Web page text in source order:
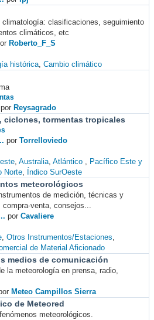
climatología: clasificaciones, seguimiento
climáticos, etc
Roberto_F_S
histórica Cambio climático
por Reysagrado
ciclones, tormentas tropicales
por Torrelloviedo
Australia Atlántico
Pacífico Este y
Norte Índico SurOeste
meteorológicos
de medición, técnicas y
venta, consejos...
por Cavaliere
Otros Instrumentos/Estaciones
de Material Aficionado
medios de comunicación
la meteorología en prensa, radio,
Meteo Campillos Sierra
de Meteored
meteorológicos.